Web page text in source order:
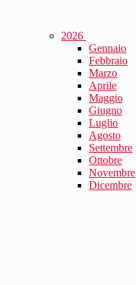
2026
Gennaio
Febbraio
Marzo
Aprile
Maggio
Giugno
Luglio
Agosto
Settembre
Ottobre
Novembre
Dicembre